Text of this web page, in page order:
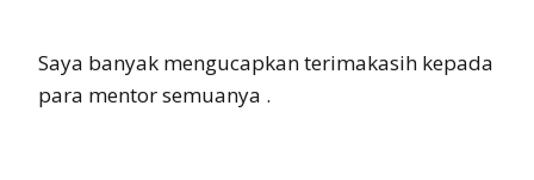
Saya banyak mengucapkan terimakasih kepada
para mentor semuanya .